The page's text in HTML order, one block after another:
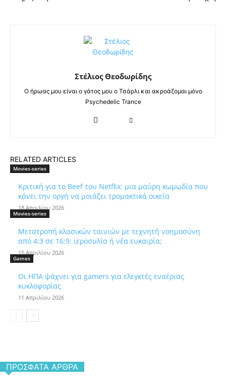
Στέλιος Θεοδωρίδης
Ο ήρωας μου είναι ο γάτος μου ο Τσάρλι και ακροάζομαι μόνο
Psychedelic Trance
RELATED ARTICLES
Movies-series
Κριτική για το Beef του Netflix: μια μαύρη κωμωδία που
κάνει την οργή να μοιάζει τρομακτικά οικεία
18 Απριλίου 2026
Movies-series
Μετατροπή κλασικών ταινιών με τεχνητή νοημοσύνη
από 4:3 σε 16:9: ιεροσυλία ή νέα ευκαιρία;
15 Απριλίου 2026
Games
Οι ΗΠΑ ψάχνει για gamers για ελεγκτές εναέριας
κυκλοφορίας
11 Απριλίου 2026
ΠΡΌΣΦΑΤΑ ΆΡΘΡΑ